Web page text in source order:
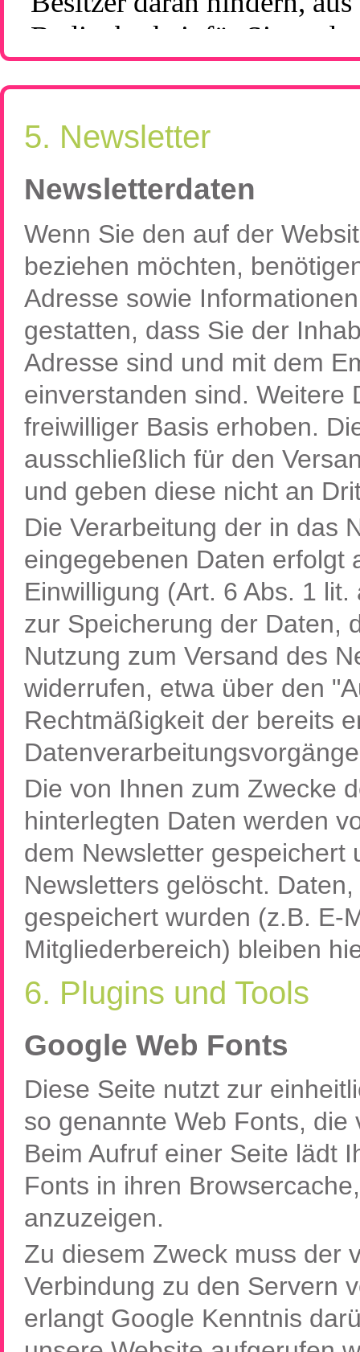
5. Newsletter
Newsletterdaten
Wenn Sie den auf der
beziehen möchten,
Adresse sowie
gestatten, dass Sie der
Adresse sind und mit dem
einverstanden sind. Weitere
freiwilliger Basis erhoben.
ausschließlich für den
und geben diese nicht an
Die Verarbeitung der in das
eingegebenen Daten erfolgt
Einwilligung (Art. 6 Abs. 1
zur Speicherung der Daten,
Nutzung zum Versand des
widerrufen, etwa über den
Rechtmäßigkeit der bereits
Die von Ihnen zum Zwecke
hinterlegten Daten werden
dem Newsletter gespeichert
Newsletters gelöscht.
gespeichert wurden (z.B. E-
Mitgliederbereich) bleiben
6. Plugins und Tools
Google Web Fonts
Diese Seite nutzt zur
so genannte Web Fonts,
Beim Aufruf einer Seite lädt
Fonts in ihren
anzuzeigen.
Zu diesem Zweck muss der
Verbindung zu den Servern
erlangt Google Kenntnis